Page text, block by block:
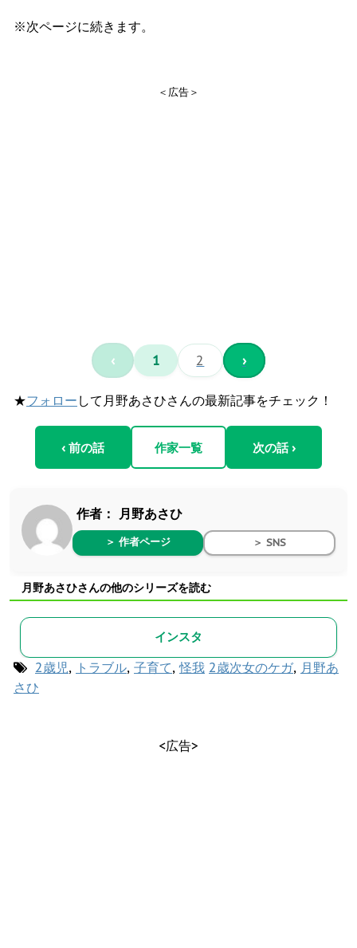
※次ページに続きます。
＜広告＞
‹ 1 2 ›
★フォロー して月野あさひさんの最新記事をチェック！
‹ 前の話 作家一覧 次の話 ›
作者： 月野あさひ
＞ 作者ページ ＞ SNS
月野あさひさんの他のシリーズを読む
インスタ
2歳児, トラブル, 子育て,怪我 2歳次女のケガ, 月野あ
さひ
<広告>